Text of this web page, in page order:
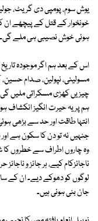
یوش سوم، پومپی دی گریٹ،
خونخوار کے قتل کے پیچھے ان
ہوئی خوش نصیبی ہی ملے گی۔
اس کے بعد ہم اگر موجودہ
مسولینی، نپولین، صدام
چیزیں کھڑی مسکراتی ملیں گی
ہم پر یہ حیرت انگیز
انتہا طاقت اور حد سے بڑھی
جنہیں نہ تو دن کا سکون ہے
وہ چاروں اطراف سے خطروں کا
ناجائزکام کیے، ہر جائز و
لوگوں کو دھوکے دیے۔ ان کے
جان بنی ہوئی ہیں۔